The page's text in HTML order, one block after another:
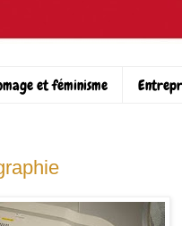
et féminisme